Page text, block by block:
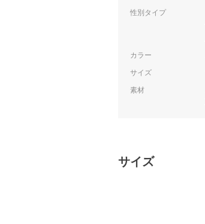
性別タイプ
カラー
サイズ
素材
サイズ